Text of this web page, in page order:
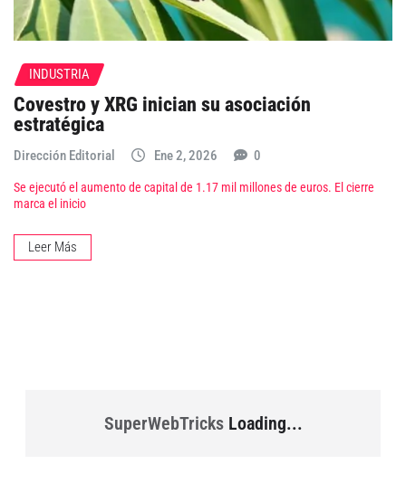
INDUSTRIA
Covestro y XRG inician su asociación
estratégica
Dirección Editorial Ene 2, 2026 0
Se ejecutó el aumento de capital de 1.17 mil millones de euros. El cierre
marca el inicio
Leer Más
SuperWebTricksLoading...